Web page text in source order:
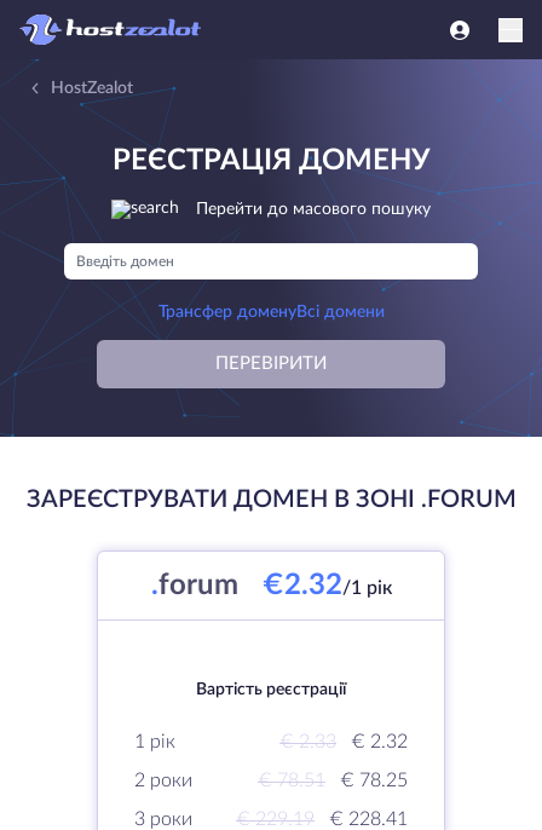
HostZealot
РЕЄСТРАЦІЯ ДОМЕНУ
Перейти до масового пошуку
Трансфер доменуВсі домени
ПЕРЕВІРИТИ
ЗАРЕЄСТРУВАТИ ДОМЕН В ЗОНІ .FORUM
.forum €2.32/1 рік
Вартість реєстрації
1 рік € 2.33
€ 2.32
2 роки
€ 78.51
€ 78.25
3 роки
€ 229.19
€ 228.41